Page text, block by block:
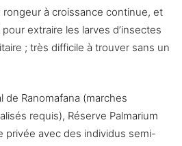
rongeur à croissance continue, et
extraire les larves d’insectes
; très difficile à trouver sans un
de Ranomafana (marches
requis), Réserve Palmarium
privée avec des individus semi-